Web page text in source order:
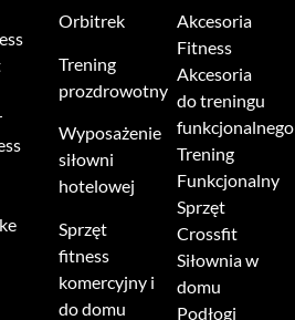
Orbitrek
Trening
prozdrowotny
Wyposażenie
siłowni
hotelowej
Sprzęt
fitness
komercyjny i
do domu
Akcesoria
Fitness
Akcesoria
do treningu
funkcjonalnego
Trening
Funkcjonalny
Sprzęt
Crossfit
Siłownia w
domu
Podłogi